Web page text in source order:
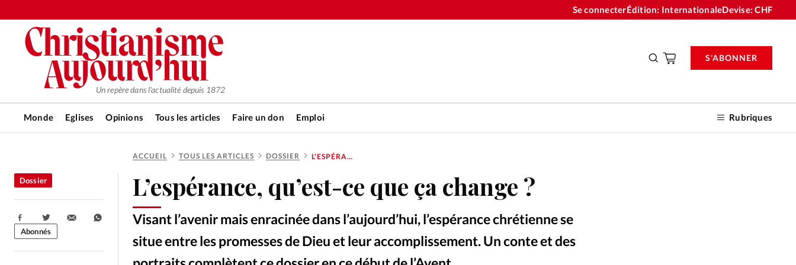
Se connecterÉdition: InternationaleDevise:CHF
Un repère dans l'actualité depuis 1872
Monde Eglises Opinions Tous les articles Faire un don Emploi Rubriques
S'ABONNER
RUBRIQUES
Tous les articles
Actualité chrétienne
Actualité internationale
Chronique
Les abonnements
Faire un don
ACCUEIL TOUS LES ARTICLES DOSSIER L’ESPÉRANCE, QU’EST-CE QUE ÇA CHANGE ?
L’espérance, qu’est-ce que ça change ?
Visant l’avenir mais enracinée dans l’aujourd’hui, l’espérance chrétienne se
situe entre les promesses de Dieu et leur accomplissement. Un conte et des
Dossier
Partager:
Abonnés